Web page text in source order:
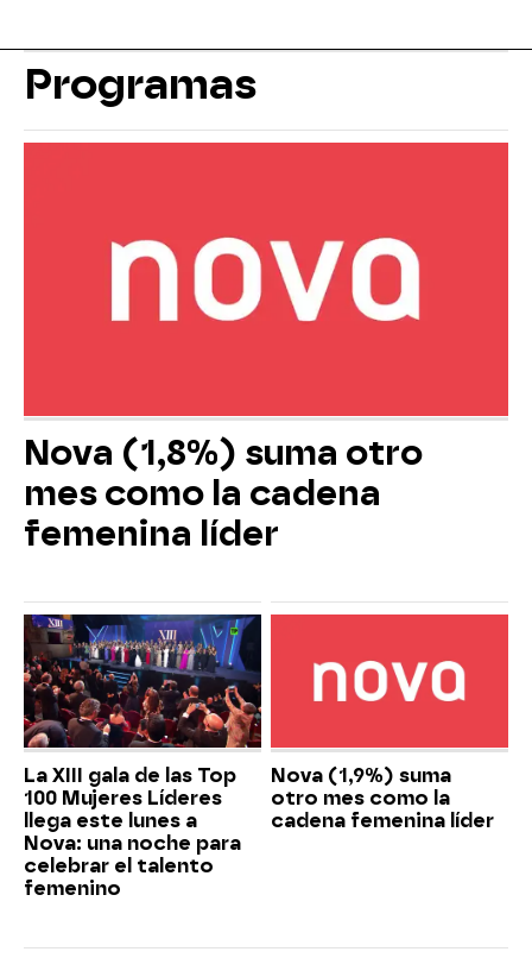
Programas
Nova (1,8%) suma otro
mes como la cadena
femenina líder
La XIII gala de las Top
100 Mujeres Líderes
llega este lunes a
Nova: una noche para
celebrar el talento
femenino
Nova (1,9%) suma
otro mes como la
cadena femenina líder